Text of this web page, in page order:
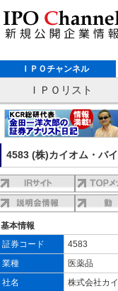
ＩＰＯチャンネル
ＩＰＯリスト
4583 (株)カイオム・バ
基本情報
証券コード
4583
業種
医薬品
社名
株式会社カ